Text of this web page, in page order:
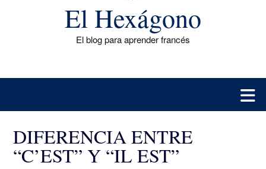
El Hexágono
El blog para aprender francés
DIFERENCIA ENTRE
“C’EST” Y “IL EST”